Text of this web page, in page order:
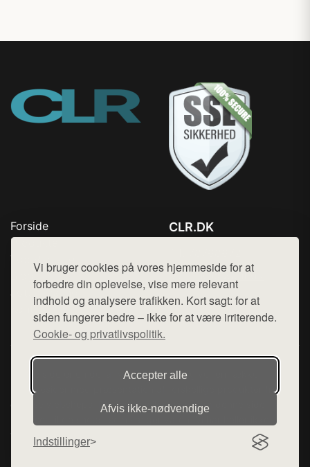
Vi bruger cookies på vores hjemmeside for at
forbedre din oplevelse, vise mere relevant
indhold og analysere trafikken. Kort sagt: for at
siden fungerer bedre – ikke for at være irriterende.
Cookie- og privatlivspolitik.
Accepter alle
Afvis ikke‑nødvendige
Indstillinger
Forside
Produkter
Top Rabatter
Jotun maling
Kontakt
CLR.DK
Mail:hej@want.dk
Cookie- og privatlivspolitik
Denne side er en del af want.dk, der udgiver en række
hjemmesider med præsentation af forskellige produkter fra
diverse webshops. Der sælges ikke varer fra denne side - vi
varerne på lager.